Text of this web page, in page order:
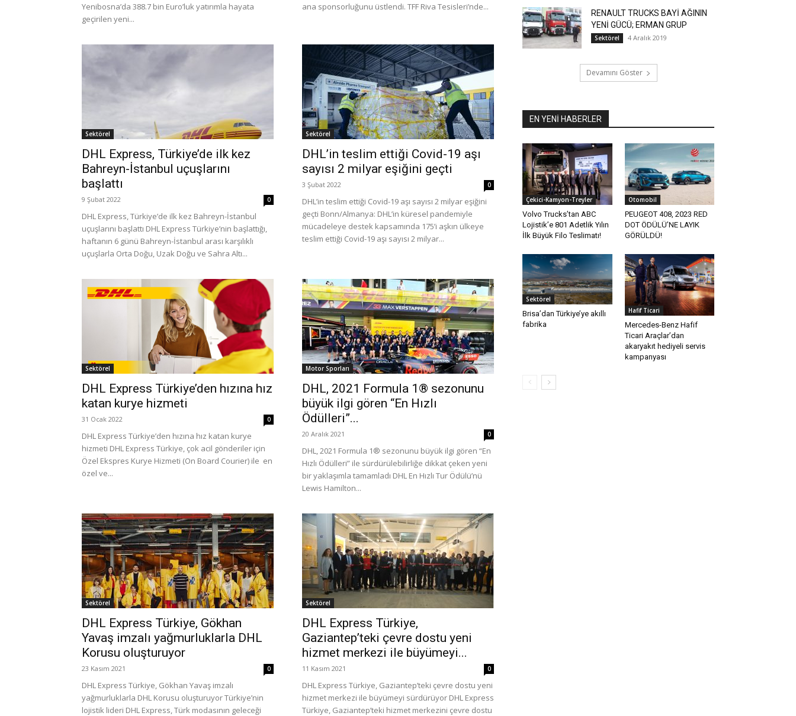
Yenibosna’da 388.7 bin Euro’luk yatırımla hayata
geçirilen yeni...
ana sponsorluğunu üstlendi. TFF Riva Tesisleri’nde...
Sektörel
DHL Express, Türkiye’de ilk kez
Bahreyn-İstanbul uçuşlarını
başlattı
9 Şubat 2022 0
DHL Express, Türkiye’de ilk kez Bahreyn-İstanbul
uçuşlarını başlattı DHL Express Türkiye’nin başlattığı,
haftanın 6 günü Bahreyn-İstanbul arası karşılıklı
uçuşlarla Orta Doğu, Uzak Doğu ve Sahra Altı...
Sektörel
DHL’in teslim ettiği Covid-19 aşı
sayısı 2 milyar eşiğini geçti
3 Şubat 2022 0
DHL’in teslim ettiği Covid-19 aşı sayısı 2 milyar eşiğini
geçti Bonn/Almanya: DHL’in küresel pandemiyle
mücadeleye destek kapsamında 175’i aşkın ülkeye
teslim ettiği Covid-19 aşı sayısı 2 milyar...
Sektörel
DHL Express Türkiye’den hızına hız
katan kurye hizmeti
31 Ocak 2022 0
DHL Express Türkiye’den hızına hız katan kurye
hizmeti DHL Express Türkiye, çok acil gönderiler için
Özel Ekspres Kurye Hizmeti (On Board Courier) ile en
özel ve...
Motor Sporları
DHL, 2021 Formula 1® sezonunu
büyük ilgi gören “En Hızlı
Ödülleri”...
20 Aralık 2021 0
DHL, 2021 Formula 1® sezonunu büyük ilgi gören “En
Hızlı Ödülleri” ile sürdürülebilirliğe dikkat çeken yeni
bir yaklaşımla tamamladı DHL En Hızlı Tur Ödülü’nü
Lewis Hamilton...
Sektörel
DHL Express Türkiye, Gökhan
Yavaş imzalı yağmurluklarla DHL
Korusu oluşturuyor
23 Kasım 2021 0
DHL Express Türkiye, Gökhan Yavaş imzalı
yağmurluklarla DHL Korusu oluşturuyor Türkiye’nin
lojistik lideri DHL Express, Türk modasının geleceği
Sektörel
DHL Express Türkiye,
Gaziantep’teki çevre dostu yeni
hizmet merkezi ile büyümeyi...
11 Kasım 2021 0
DHL Express Türkiye, Gaziantep’teki çevre dostu yeni
hizmet merkezi ile büyümeyi sürdürüyor DHL Express
Türkiye, Gaziantep’teki hizmet merkezini çevre dostu
RENAULT TRUCKS BAYİ AĞININ
YENİ GÜCÜ; ERMAN GRUP
Sektörel 4 Aralık 2019
Devamını Göster
EN YENİ HABERLER
Çekici-Kamyon-Treyler
Volvo Trucks’tan ABC
Lojistik’e 801 Adetlik Yılın
İlk Büyük Filo Teslimatı!
Otomobil
PEUGEOT 408, 2023 RED
DOT ÖDÜLÜ’NE LAYIK
GÖRÜLDÜ!
Sektörel
Brisa’dan Türkiye’ye akıllı
fabrika
Hafif Ticari
Mercedes-Benz Hafif
Ticari Araçlar’dan
akaryakıt hediyeli servis
kampanyası